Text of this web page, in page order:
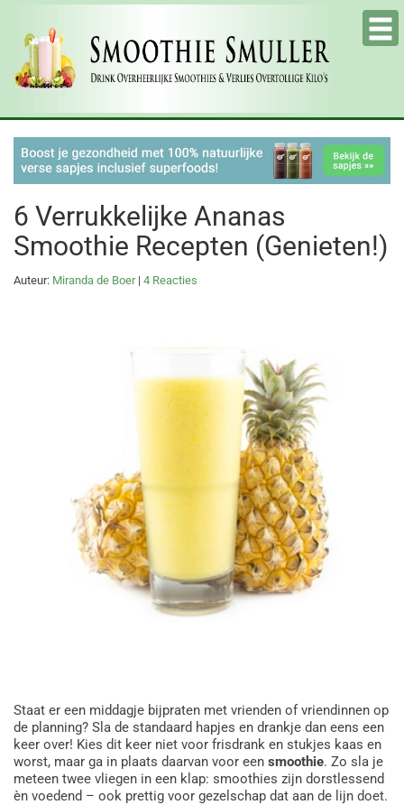
6 Verrukkelijke Ananas
Smoothie Recepten (Genieten!)
Auteur: Miranda de Boer| 4 Reacties
Staat er een middagje bijpraten met vrienden of vriendinnen op
de planning? Sla de standaard hapjes en drankje dan eens een
keer over! Kies dit keer niet voor frisdrank en stukjes kaas en
worst, maar ga in plaats daarvan voor een smoothie. Zo sla je
meteen twee vliegen in een klap: smoothies zijn dorstlessend
èn voedend – ook prettig voor gezelschap dat aan de lijn doet.